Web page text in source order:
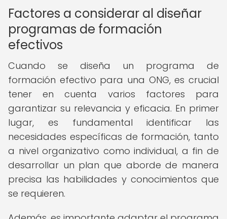
Factores a considerar al diseñar
programas de formación
efectivos
Cuando se diseña un programa de
formación efectivo para una ONG, es crucial
tener en cuenta varios factores para
garantizar su relevancia y eficacia. En primer
lugar, es fundamental identificar las
necesidades específicas de formación, tanto
a nivel organizativo como individual, a fin de
desarrollar un plan que aborde de manera
precisa las habilidades y conocimientos que
se requieren.